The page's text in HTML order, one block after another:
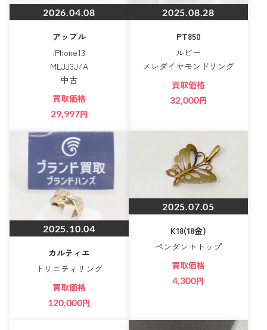
2026.04.08
アップル
iPhone13
MLJJ3J/A
中古
買取価格
29,997円
2025.08.28
PT850
ルビー
メレダイヤモンドリング
買取価格
32,000円
2025.10.04
カルティエ
トリニティリング
買取価格
120,000円
2025.07.05
K18(18金)
ペンダントトップ
買取価格
4,300円